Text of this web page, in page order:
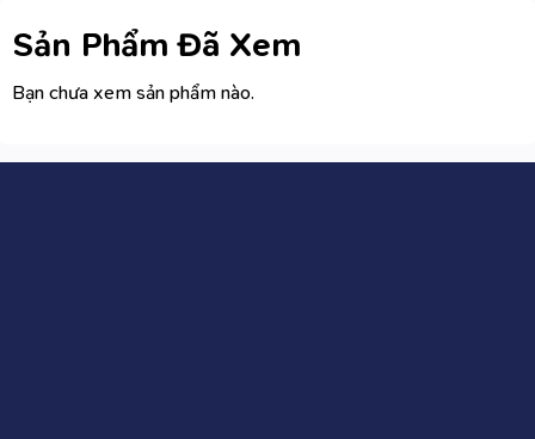
Bảo Hành
Sản Phẩm Đã Xem
Bạn chưa xem sản phẩm nào.